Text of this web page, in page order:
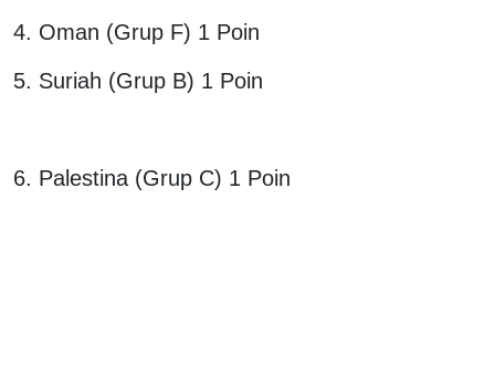
4. Oman (Grup F) 1 Poin
5. Suriah (Grup B) 1 Poin
6. Palestina (Grup C) 1 Poin